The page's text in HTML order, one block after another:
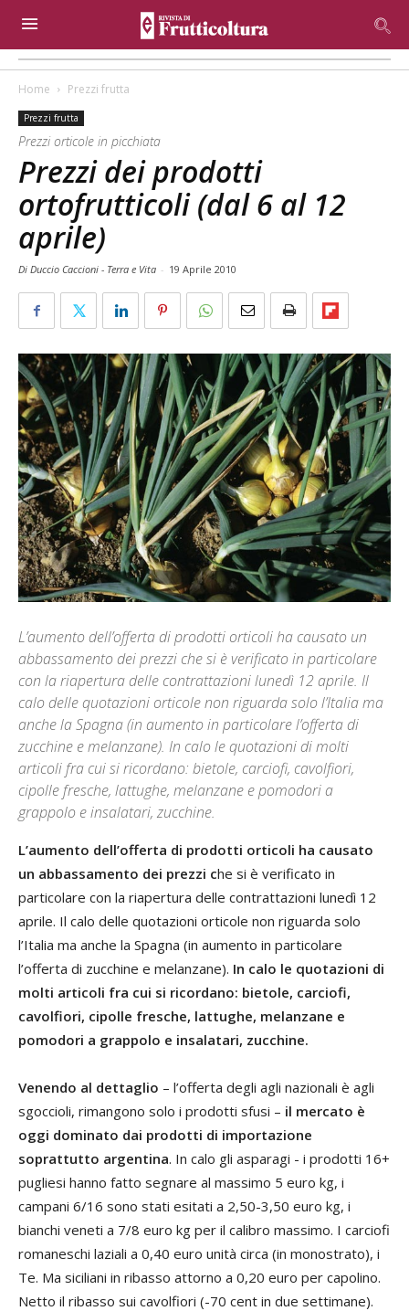
Home Prezzi frutta
Prezzi frutta
Prezzi orticole in picchiata
Prezzi dei prodotti
ortofrutticoli (dal 6 al 12
aprile)
Di Duccio Caccioni - Terra e Vita - 19 Aprile 2010
L’aumento dell’offerta di prodotti orticoli ha causato un
abbassamento dei prezzi che si è verificato in particolare
con la riapertura delle contrattazioni lunedì 12 aprile. Il
calo delle quotazioni orticole non riguarda solo l’Italia ma
anche la Spagna (in aumento in particolare l’offerta di
zucchine e melanzane). In calo le quotazioni di molti
articoli fra cui si ricordano: bietole, carciofi, cavolfiori,
cipolle fresche, lattughe, melanzane e pomodori a
grappolo e insalatari, zucchine.
L’aumento dell’offerta di prodotti orticoli ha causato
un abbassamento dei prezzi che si è verificato in
particolare con la riapertura delle contrattazioni lunedì 12
aprile. Il calo delle quotazioni orticole non riguarda solo
l’Italia ma anche la Spagna (in aumento in particolare
l’offerta di zucchine e melanzane). In calo le quotazioni di
molti articoli fra cui si ricordano: bietole, carciofi,
cavolfiori, cipolle fresche, lattughe, melanzane e
pomodori a grappolo e insalatari, zucchine.
Venendo al dettaglio – l’offerta degli agli nazionali è agli
sgoccioli, rimangono solo i prodotti sfusi – il mercato è
oggi dominato dai prodotti di importazione
soprattutto argentina. In calo gli asparagi - i prodotti 16+
pugliesi hanno fatto segnare al massimo 5 euro kg, i
campani 6/16 sono stati esitati a 2,50-3,50 euro kg, i
bianchi veneti a 7/8 euro kg per il calibro massimo. I carciofi
romaneschi laziali a 0,40 euro unità circa (in monostrato), i
Te. Ma siciliani in ribasso attorno a 0,20 euro per capolino.
Netto il ribasso sui cavolfiori (-70 cent in due settimane).